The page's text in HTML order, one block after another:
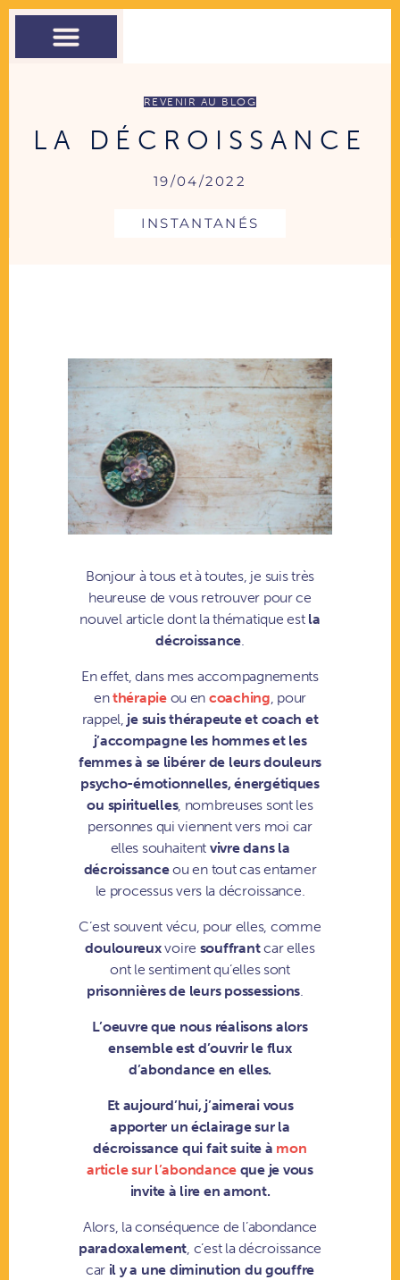
REVENIR AU BLOG
LA DÉCROISSANCE
19/04/2022
INSTANTANÉS
Bonjour à tous et à toutes, je suis très
heureuse de vous retrouver pour ce
nouvel article dont la thématique est la
décroissance.
En effet, dans mes accompagnements
enthérapieou en coaching, pour
rappel, je suis thérapeute et coach et
j’accompagne les hommes et les
femmes à se libérer de leurs douleurs
psycho-émotionnelles, énergétiques
ou spirituelles, nombreuses sont les
personnes qui viennent vers moi car
elles souhaitent vivre dans la
décroissanceou en tout cas entamer
le processus vers la décroissance.
C’est souvent vécu, pour elles, comme
douloureuxvoire souffrantcar elles
ont le sentiment qu’elles sont
prisonnières de leurs possessions.
L’oeuvre que nous réalisons alors
ensemble est d’ouvrir le flux
d’abondance en elles.
Et aujourd’hui, j’aimerai vous
apporter un éclairage sur la
décroissance qui fait suite à mon
article sur l’abondance que je vous
invite à lire en amont.
Alors, la conséquence de l’abondance
paradoxalement, c’est la décroissance
car il y a une diminution du gouffre